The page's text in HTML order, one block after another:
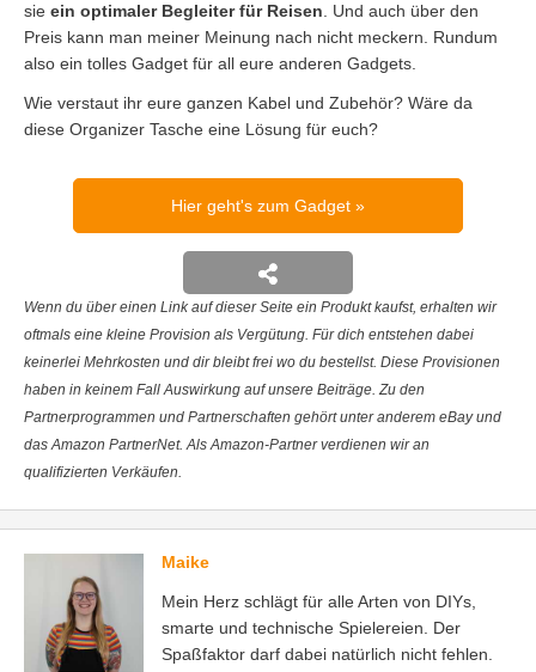
sie ein optimaler Begleiter für Reisen. Und auch über den
Preis kann man meiner Meinung nach nicht meckern. Rundum
also ein tolles Gadget für all eure anderen Gadgets.
Wie verstaut ihr eure ganzen Kabel und Zubehör? Wäre da
diese Organizer Tasche eine Lösung für euch?
Hier geht's zum Gadget
Wenn du über einen Link auf dieser Seite ein Produkt kaufst, erhalten wir
oftmals eine kleine Provision als Vergütung. Für dich entstehen dabei
keinerlei Mehrkosten und dir bleibt frei wo du bestellst. Diese Provisionen
haben in keinem Fall Auswirkung auf unsere Beiträge. Zu den
Partnerprogrammen und Partnerschaften gehört unter anderem eBay und
das Amazon PartnerNet. Als Amazon-Partner verdienen wir an
qualifizierten Verkäufen.
Maike
Mein Herz schlägt für alle Arten von DIYs,
smarte und technische Spielereien. Der
Spaßfaktor darf dabei natürlich nicht fehlen.